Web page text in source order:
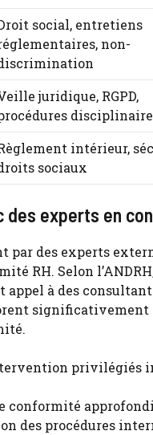
social, entretiens
non-
juridique, RGPD,
intérieur,
sociaux
des experts en
par des experts
RH. Selon
appel à des
significativement
privilégiés
conformité
des procédures